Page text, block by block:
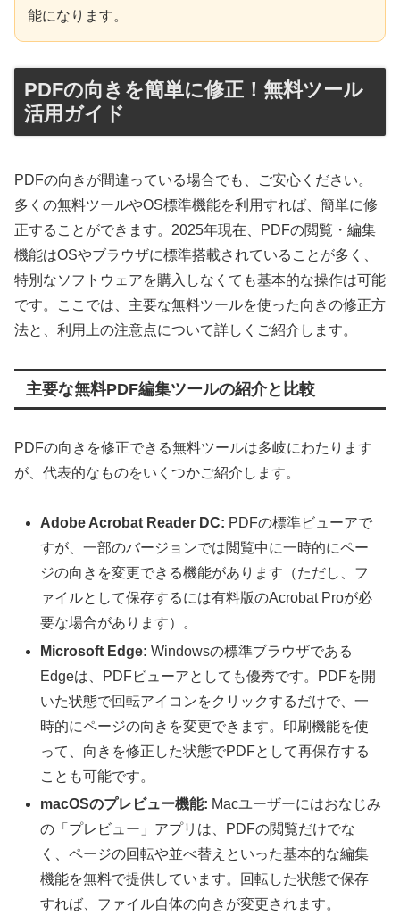
能になります。
PDFの向きを簡単に修正！無料ツール
活用ガイド
PDFの向きが間違っている場合でも、ご安心ください。
多くの無料ツールやOS標準機能を利用すれば、簡単に修
正することができます。2025年現在、PDFの閲覧・編集
機能はOSやブラウザに標準搭載されていることが多く、
特別なソフトウェアを購入しなくても基本的な操作は可能
です。ここでは、主要な無料ツールを使った向きの修正方
法と、利用上の注意点について詳しくご紹介します。
主要な無料PDF編集ツールの紹介と比較
PDFの向きを修正できる無料ツールは多岐にわたります
が、代表的なものをいくつかご紹介します。
Adobe Acrobat Reader DC: PDFの標準ビューアで
すが、一部のバージョンでは閲覧中に一時的にペー
ジの向きを変更できる機能があります（ただし、フ
ァイルとして保存するには有料版のAcrobat Proが必
要な場合があります）。
Microsoft Edge: Windowsの標準ブラウザである
Edgeは、PDFビューアとしても優秀です。PDFを開
いた状態で回転アイコンをクリックするだけで、一
時的にページの向きを変更できます。印刷機能を使
って、向きを修正した状態でPDFとして再保存する
ことも可能です。
macOSのプレビュー機能: Macユーザーにはおなじみ
の「プレビュー」アプリは、PDFの閲覧だけでな
く、ページの回転や並べ替えといった基本的な編集
機能を無料で提供しています。回転した状態で保存
すれば、ファイル自体の向きが変更されます。